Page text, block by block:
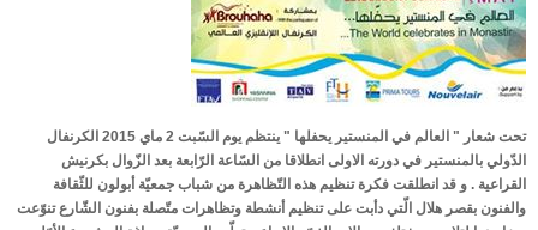
طريقة الإنتخاب
تظاهرات الجمعية
التظاهرات
مهرجان المدينة 2026
مهرجان المدينة 2024
مهرجان المدينة 2023
تحت شعار " العالم في المنستير يحفلها " ينتظم يوم السّبت 2 ماي 2015 الكرنفال
الدّولي بالمنستير في دورته الاولى انطلاقا من السّاعة الرّابعة بعد الزّوال بكرنيش
القراعية . و قد انطلقت فكرة تنظيم هذه التّظاهرة من شباب جمعيّة أبولون للثّقافة
والفنون بقصر هلال الّتي دأبت على تنظيم أنشطة وتظاهرات متّصلة بفنون الشّارع تنوّعت